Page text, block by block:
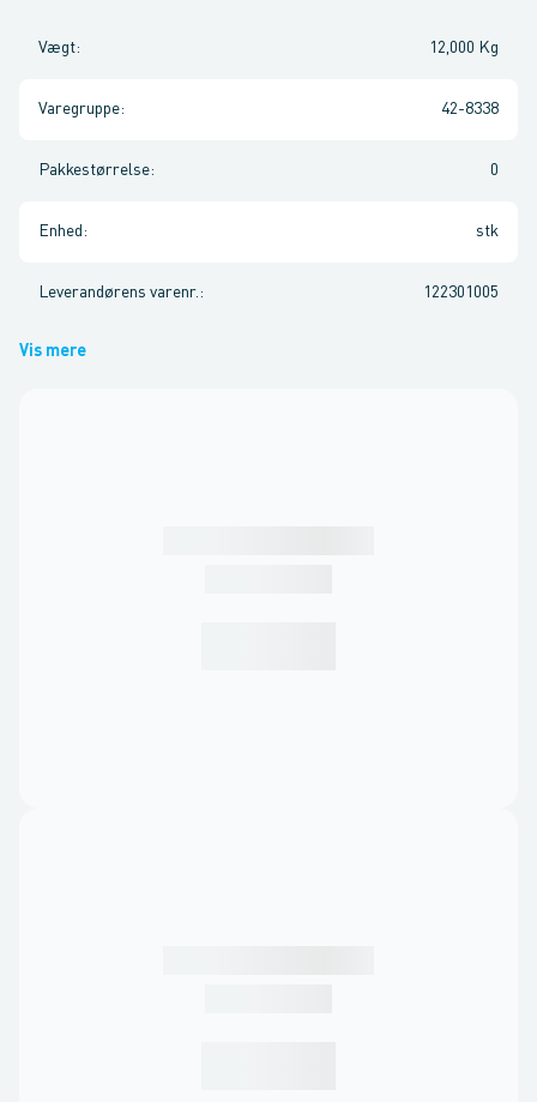
Vægt: 12,000 Kg
Varegruppe: 42-8338
Pakkestørrelse: 0
Enhed : stk
Leverandørens varenr. : 122301005
Vis mere